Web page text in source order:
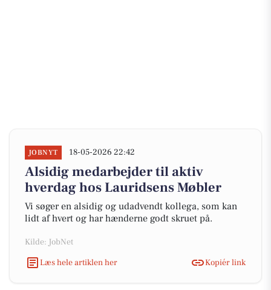
JOBNYT 18-05-2026 22:42
Alsidig medarbejder til aktiv
hverdag hos Lauridsens Møbler
Vi søger en alsidig og udadvendt kollega, som kan
lidt af hvert og har hænderne godt skruet på.
Kilde: JobNet
Læs hele artiklen her
Kopiér link